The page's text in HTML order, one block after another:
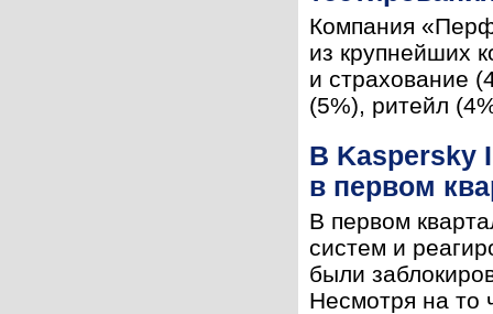
Компания
из крупнейших
и страхование
(5%), ритейл
В Kaspersky
в первом
В первом
систем и
были
Несмотря на то